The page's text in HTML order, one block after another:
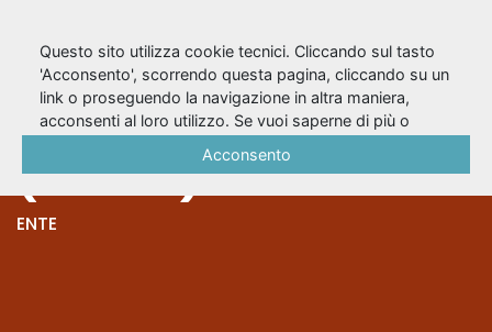
Teatro Alfieri
(Torino)
ENTE
Questo sito utilizza cookie tecnici. Cliccando sul tasto
'Acconsento', scorrendo questa pagina, cliccando su un
link o proseguendo la navigazione in altra maniera,
acconsenti al loro utilizzo. Se vuoi saperne di più o
Acconsento